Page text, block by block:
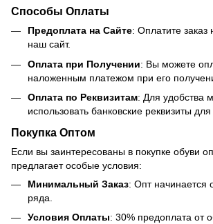
Способы Оплаты
Предоплата на Сайте: Оплатите
наш сайт.
Оплата при Получении: Вы можете
наложенным платежом при его
Оплата по Реквизитам: Для удобства
использовать банковские реквизиты
Покупка Оптом
Если вы заинтересованы в покупке обуви
предлагает особые условия:
Минимальный Заказ: Опт начинается
ряда.
Условия Оплаты: 30% предоплата от